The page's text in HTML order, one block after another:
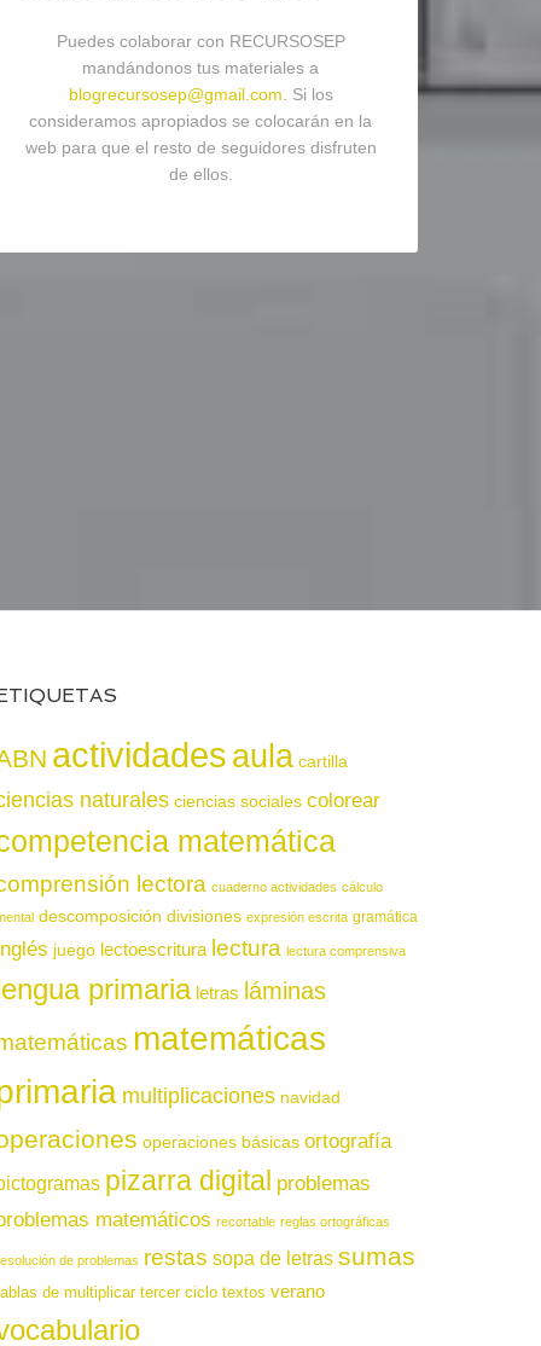
Puedes colaborar con RECURSOSEP
mandándonos tus materiales a
blogrecursosep@gmail.com . Si los
consideramos apropiados se colocarán en la
web para que el resto de seguidores disfruten
de ellos.
actividadesaula cartilla
naturales ciencias sociales colorear
matemática
lectora cuaderno actividades cálculo
descomposición divisiones expresión escrita gramática
juego lectoescritura lectura lectura comprensiva
primaria letras láminas
matemáticas
multiplicaciones navidad
operaciones básicas ortografía
pizarra digital problemas
matemáticos recortable reglas ortográficas
de problemas restas sopa de letras sumas
de multiplicar tercer ciclo textos verano